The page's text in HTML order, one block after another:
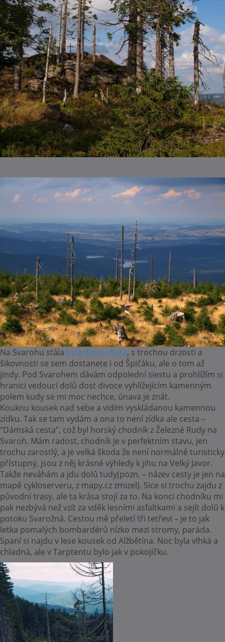
Na Svarohu stála Juránkova chata, s trochou drzosti a
šikovnosti se sem dostanete i od Špičáku, ale o tom až
jindy. Pod Svarohem dávám odpolední siestu a prohlížím si
hranici vedoucí dolů dost divoce vyhlížejícím kamenným
polem kudy se mi moc nechce, únava je znát.
Kouknu kousek nad sebe a vidím vyskládanou kamennou
zídku. Tak se tam vydám a ona to není zídka ale cesta –
“Dámská cesta”, což byl horský chodník z Železné Rudy na
Svaroh. Mám radost, chodník je v perfektním stavu, jen
trochu zarostlý, a je velká škoda že není normálně turisticky
přístupný, jsou z něj krásné výhledy k jihu na Velký Javor.
Takže neváhám a jdu dolů tudy(pozn. – název cesty je jen na
mapě cykloserveru, z mapy.cz zmizel). Sice si trochu zajdu z
původní trasy, ale ta krása stojí za to. Na konci chodníku mi
pak nezbývá než vzít za vděk lesními asfaltkami a sejít dolů k
potoku Svarožná. Cestou mě přeletí tři tetřevi – je to jak
letka pomalých bombardérů nízko mezi stromy, paráda.
Spaní si najdu v lese kousek od Alžbětína. Noc byla vlhká a
chladná, ale v Tarptentu bylo jak v pokojíčku.